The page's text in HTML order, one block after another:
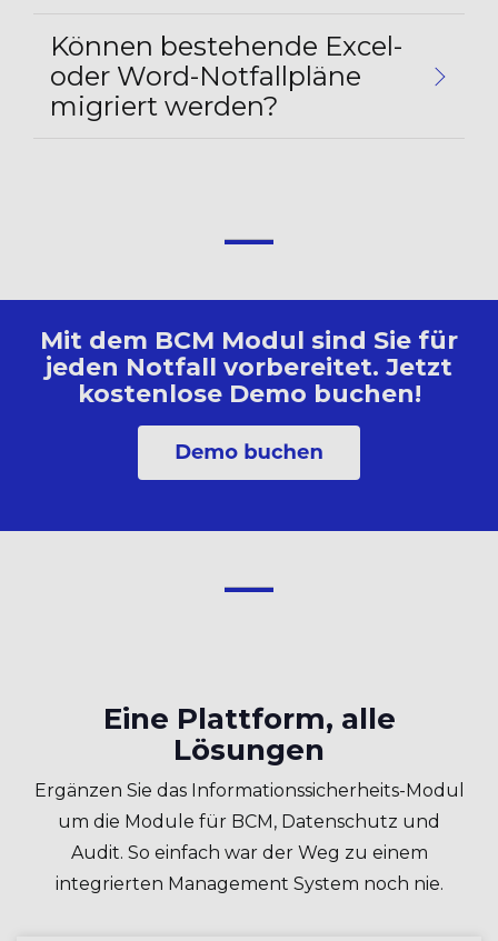
Können bestehende Excel-
oder Word-Notfallpläne
migriert werden?
Mit dem BCM Modul sind Sie für
jeden Notfall vorbereitet. Jetzt
kostenlose Demo buchen!
Eine Plattform, alle
Lösungen
Ergänzen Sie das Informationssicherheits-Modul
um die Module für BCM, Datenschutz und
Audit. So einfach war der Weg zu einem
integrierten Management System noch nie.